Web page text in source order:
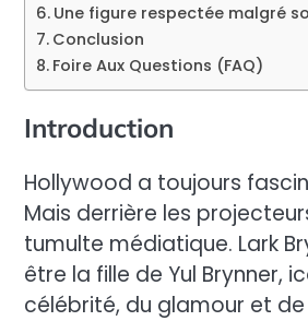
Une figure respectée malgré
Conclusion
Foire Aux Questions (FAQ)
Introduction
Hollywood a toujours
Mais derrière les
tumulte médiatique. Lark
être la fille de Yul Brynner,
célébrité, du glamour et